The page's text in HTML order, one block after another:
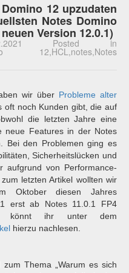
12 upzudaten
Notes Domino
Version 12.0.1)
Posted in
12,HCL,notes,Notes
wir über Probleme alter
oft noch Kunden gibt, die auf
die letzten Jahre eine
neue Features in der Notes
Bei den Problemen ging es
Sicherheitslücken und
aufgrund von Performance-
letzten Artikel wollten wir
Oktober diesen Jahres
erst ab Notes 11.0.1 FP4
könnt ihr unter dem
hierzu nachlesen.
Thema „Warum es sich